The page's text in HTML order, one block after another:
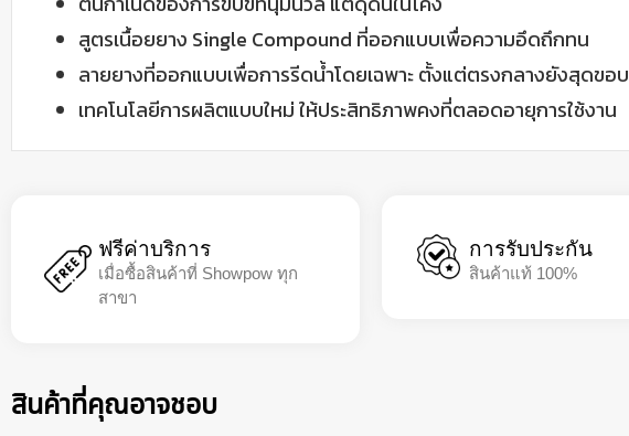
สูตรเนื้อยยาง Single Compound ที่ออกแบบเพื่อความอึดถึกทน
ลายยางที่ออกแบบเพื่อการรีดน้ำโดยเฉพาะ ตั้งแต่ตรงกลางยังสุดขอบ
เทคโนโลยีการผลิตแบบใหม่ ให้ประสิทธิภาพคงที่ตลอดอายุการใช้งาน
ฟรีค่าบริการ
เมื่อซื้อสินค้าที่ Showpow ทุก
สาขา
การรับประกัน
สินค้าแท้ 100%
สินค้าที่คุณอาจชอบ